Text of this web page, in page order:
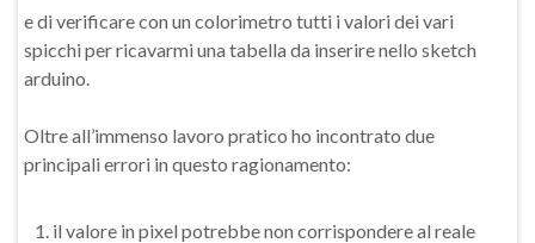
e di verificare con un colorimetro tutti i valori dei vari
spicchi per ricavarmi una tabella da inserire nello sketch
arduino.
Oltre all’immenso lavoro pratico ho incontrato due
principali errori in questo ragionamento:
il valore in pixel potrebbe non corrispondere al reale